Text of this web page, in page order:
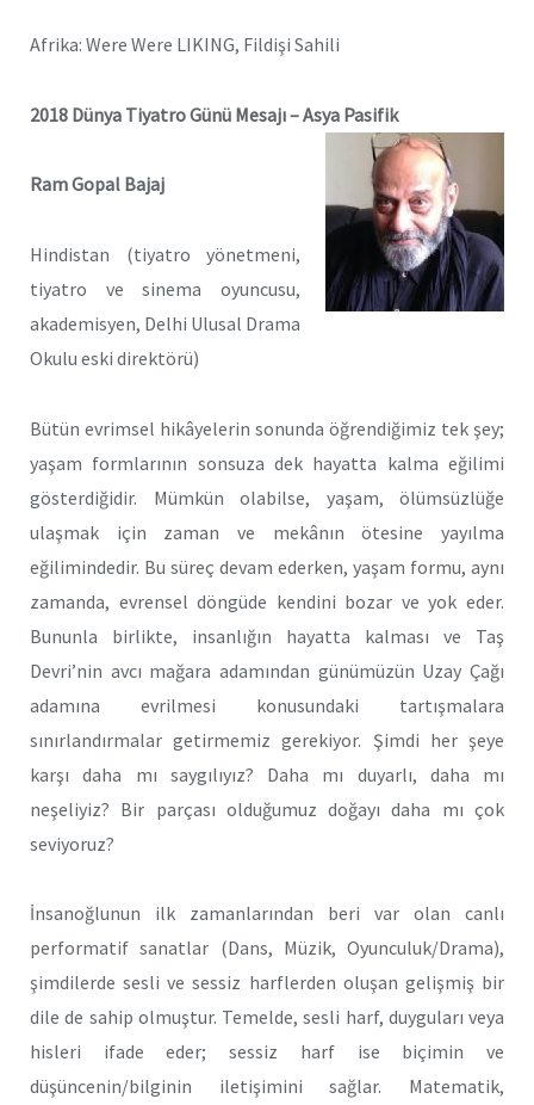
Afrika: Were Were LIKING, Fildişi Sahili
2018 Dünya Tiyatro Günü Mesajı – Asya Pasifik
Ram Gopal Bajaj
Hindistan (tiyatro yönetmeni,
tiyatro ve sinema oyuncusu,
akademisyen, Delhi Ulusal Drama
Okulu eski direktörü)
Bütün evrimsel hikâyelerin sonunda öğrendiğimiz tek şey;
yaşam formlarının sonsuza dek hayatta kalma eğilimi
gösterdiğidir. Mümkün olabilse, yaşam, ölümsüzlüğe
ulaşmak için zaman ve mekânın ötesine yayılma
eğilimindedir. Bu süreç devam ederken, yaşam formu, aynı
zamanda, evrensel döngüde kendini bozar ve yok eder.
Bununla birlikte, insanlığın hayatta kalması ve Taş
Devri’nin avcı mağara adamından günümüzün Uzay Çağı
adamına evrilmesi konusundaki tartışmalara
sınırlandırmalar getirmemiz gerekiyor. Şimdi her şeye
karşı daha mı saygılıyız? Daha mı duyarlı, daha mı
neşeliyiz? Bir parçası olduğumuz doğayı daha mı çok
seviyoruz?
İnsanoğlunun ilk zamanlarından beri var olan canlı
performatif sanatlar (Dans, Müzik, Oyunculuk/Drama),
şimdilerde sesli ve sessiz harflerden oluşan gelişmiş bir
dile de sahip olmuştur. Temelde, sesli harf, duyguları veya
hisleri ifade eder; sessiz harf ise biçimin ve
düşüncenin/bilginin iletişimini sağlar. Matematik,